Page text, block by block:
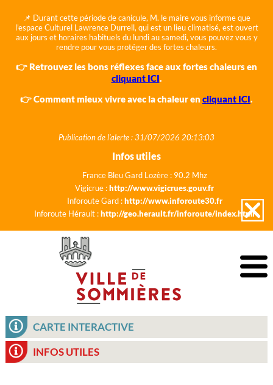
📌 Durant cette période de canicule, M. le maire vous informe que
l'espace Culturel Lawrence Durrell, qui est un lieu climatisé, est ouvert
aux jours et horaires habituels du lundi au samedi, vous pouvez vous y
rendre pour vous protéger des fortes chaleurs.
👉 Retrouvez les bons réflexes face aux fortes chaleurs en
cliquant ICI.
👉 Comment mieux vivre avec la chaleur en cliquant ICI.
Publication de l'alerte : 31/07/2026 20:13:03
Infos utiles
France Bleu Gard Lozère : 90.2 Mhz
Vigicrue :http://www.vigicrues.gouv.fr
Inforoute Gard :http://www.inforoute30.fr
Inforoute Hérault :http://geo.herault.fr/inforoute/index.html
CARTE INTERACTIVE
INFOS UTILES